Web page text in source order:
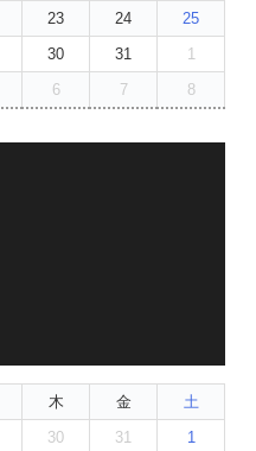
23 24
25
30 31
1
6 7 8
木 金
土
30 31
1